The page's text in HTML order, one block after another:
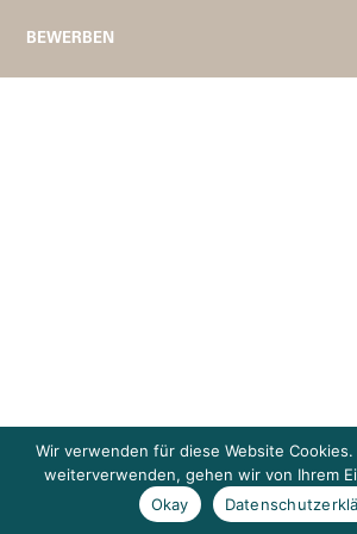
BEWERBEN
Wir verwenden für diese Website Cookies.
weiterverwenden, gehen wir von Ihrem
Okay